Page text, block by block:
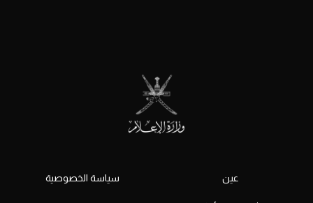
عين سياسة الخصوصية